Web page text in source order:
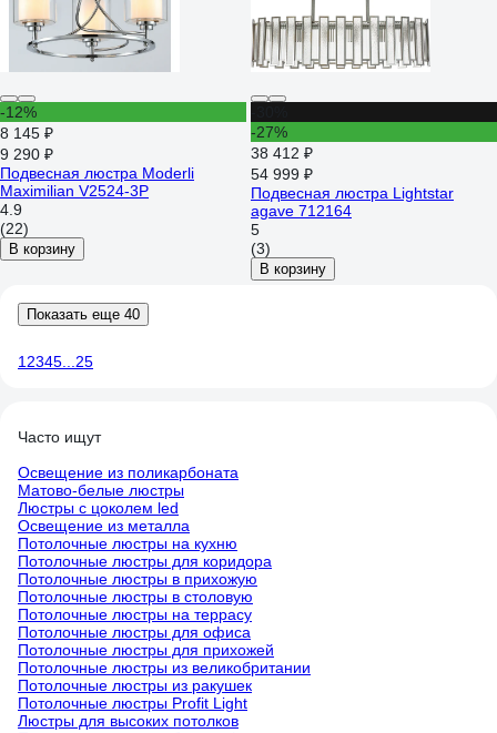
-12%
8 145 ₽
9 290 ₽
Подвесная люстра Moderli
Maximilian V2524-3P
4.9
(22)
В корзину
-27%
38 412 ₽
54 999 ₽
Подвесная люстра Lightstar
agave 712164
5
(3)
В корзину
Показать еще 40
1 2345 25
Часто ищут
Освещение из поликарбоната
Матово-белые люстры
Люстры с цоколем led
Освещение из металла
Потолочные люстры на кухню
Потолочные люстры для коридора
Потолочные люстры в прихожую
Потолочные люстры в столовую
Потолочные люстры на террасу
Потолочные люстры для офиса
Потолочные люстры для прихожей
Потолочные люстры из великобритании
Потолочные люстры из ракушек
Потолочные люстры Profit Light
Люстры для высоких потолков